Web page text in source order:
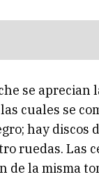
se aprecian
cuales se
hay discos
ruedas. Las
de la misma